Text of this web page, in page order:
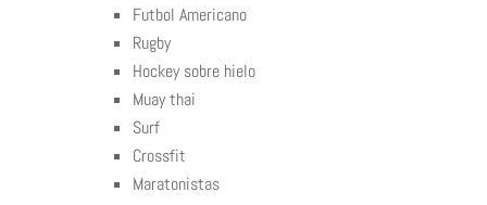
Futbol Americano
Rugby
Hockey sobre hielo
Muay thai
Surf
Crossfit
Maratonistas